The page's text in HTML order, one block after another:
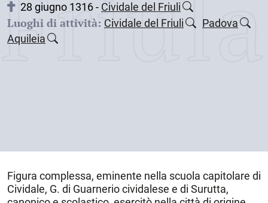
28 giugno 1316 - Cividale del Friuli
Luoghi di attività: Cividale del Friuli
Padova
Aquileia
Figura complessa, eminente nella scuola capitolare di
Cividale, G. di Guarnerio cividalese e di Surutta,